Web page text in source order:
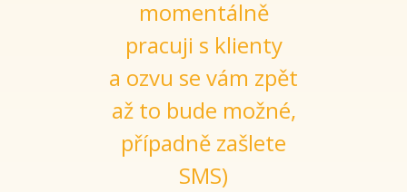
momentálně
pracuji s klienty
a ozvu se vám zpět
až to bude možné,
případně zašlete
SMS)